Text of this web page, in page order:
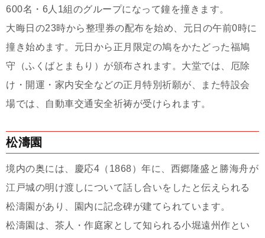
600名・6人1組のグループになって鐘を撞きます。
大晦日の23時から整理券の配布を始め、元日の午前0時に
撞き始めます。元日から正月限定の鳩をかたどった福鳩
守（ふくばとまもり）が頒布されます。大堂では、厄除
け・開運・家内安全などの正月特別祈願が、また特設会
場では、自動車交通安全祈祷が受けられます。
松濤園
境内の奥には、慶応4（1868）年に、西郷隆盛と勝海舟が
江戸城の明け渡しについて話し合いをしたと伝えられる
松濤園があり、園内に記念碑が建てられています。
松濤園は、茶人・作庭家として知られる小堀遠州作とい